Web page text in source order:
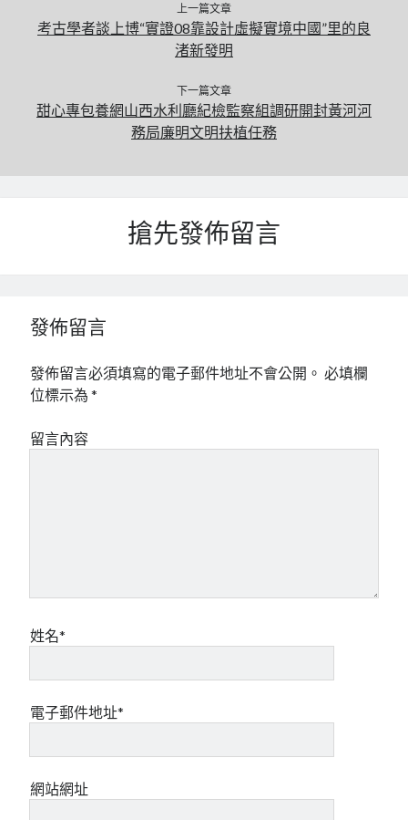
上一篇文章
考古學者談上博“實證08靠設計虛擬實境中國”里的良
渚新發明
下一篇文章
甜心專包養網山西水利廳紀檢監察組調研開封黃河河
務局廉明文明扶植任務
搶先發佈留言
發佈留言
發佈留言必須填寫的電子郵件地址不會公開。 必填欄
位標示為*
留言內容
姓名*
電子郵件地址*
網站網址